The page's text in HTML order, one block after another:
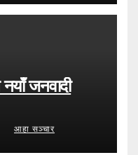
जनवादी
आहा सञ्चार